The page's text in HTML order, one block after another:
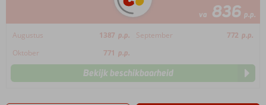
va 836 p.p.
Augustus 1387 p.p. September 772 p.p.
Oktober
771 p.p.
Bekijk beschikbaarheid